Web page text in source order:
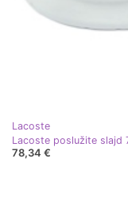
Lacoste
Lacoste poslužite slajd
78,34 €